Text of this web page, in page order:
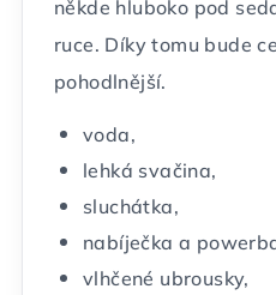
někde hluboko pod
ruce. Díky tomu bude
pohodlnější.
voda,
lehká svačina,
sluchátka,
nabíječka a
vlhčené ubrousky,